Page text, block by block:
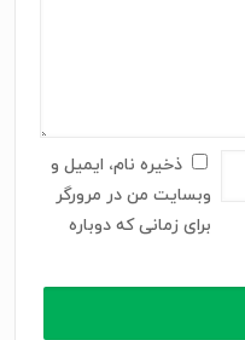
ذخیره نام، ایمیل و
وبسایت من در مرورگر
برای زمانی که دوباره